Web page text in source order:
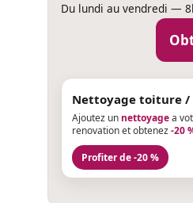
Du lundi au vendredi —
Nettoyage toiture /
Ajoutez un nettoyagea
renovation et obtenez-20
Profiter de -20 %